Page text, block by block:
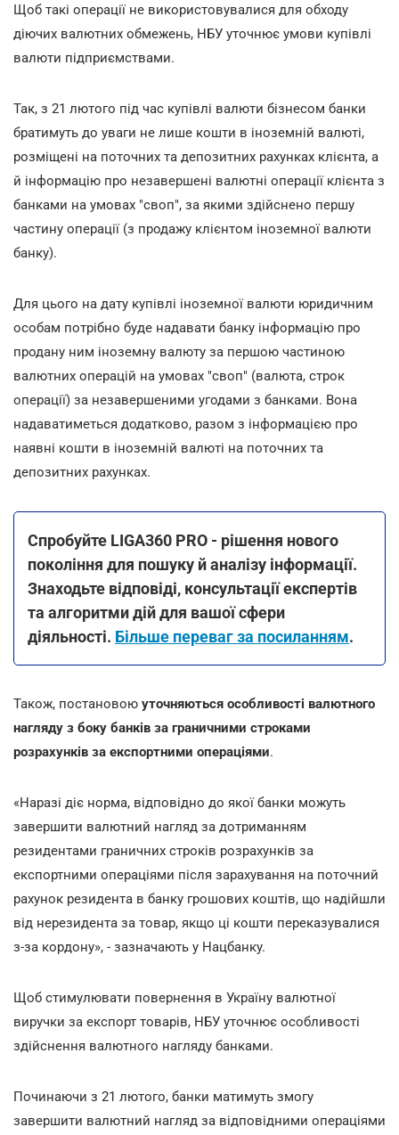
Щоб такі операції не використовувалися для обходу
діючих валютних обмежень, НБУ уточнює умови купівлі
валюти підприємствами.
Так, з 21 лютого під час купівлі валюти бізнесом банки
братимуть до уваги не лише кошти в іноземній валюті,
розміщені на поточних та депозитних рахунках клієнта, а
й інформацію про незавершені валютні операції клієнта з
банками на умовах "своп", за якими здійснено першу
частину операції (з продажу клієнтом іноземної валюти
банку).
Для цього на дату купівлі іноземної валюти юридичним
особам потрібно буде надавати банку інформацію про
продану ним іноземну валюту за першою частиною
валютних операцій на умовах "своп" (валюта, строк
операції) за незавершеними угодами з банками. Вона
надаватиметься додатково, разом з інформацією про
наявні кошти в іноземній валюті на поточних та
депозитних рахунках.
Спробуйте LIGA360 PRO - рішення нового
покоління для пошуку й аналізу інформації.
Знаходьте відповіді, консультації експертів
та алгоритми дій для вашої сфери
діяльності. Більше переваг за посиланням.
Також, постановою уточняються особливості валютного
нагляду з боку банків за граничними строками
розрахунків за експортними операціями.
«Наразі діє норма, відповідно до якої банки можуть
завершити валютний нагляд за дотриманням
резидентами граничних строків розрахунків за
експортними операціями після зарахування на поточний
рахунок резидента в банку грошових коштів, що надійшли
від нерезидента за товар, якщо ці кошти переказувалися
з-за кордону», - зазначають у Нацбанку.
Щоб стимулювати повернення в Україну валютної
виручки за експорт товарів, НБУ уточнює особливості
здійснення валютного нагляду банками.
Починаючи з 21 лютого, банки матимуть змогу
завершити валютний нагляд за відповідними операціями